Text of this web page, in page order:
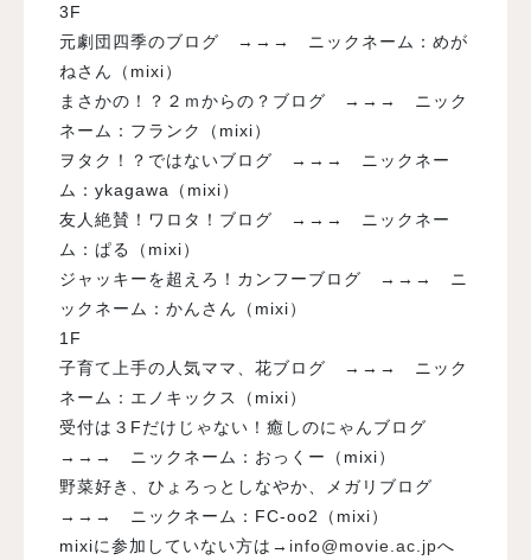
3F
元劇団四季のブログ →→→ ニックネーム：めが
ねさん（mixi）
まさかの！？２ｍからの？ブログ →→→ ニック
ネーム：フランク（mixi）
ヲタク！？ではないブログ →→→ ニックネー
ム：ykagawa（mixi）
友人絶賛！ワロタ！ブログ →→→ ニックネー
ム：ぱる（mixi）
ジャッキーを超えろ！カンフーブログ →→→ ニ
ックネーム：かんさん（mixi）
1F
子育て上手の人気ママ、花ブログ →→→ ニック
ネーム：エノキックス（mixi）
受付は３Fだけじゃない！癒しのにゃんブログ
→→→ ニックネーム：おっくー（mixi）
野菜好き、ひょろっとしなやか、メガリブログ
→→→ ニックネーム：FC-oo2（mixi）
mixiに参加していない方は → info@movie.ac.jpへ